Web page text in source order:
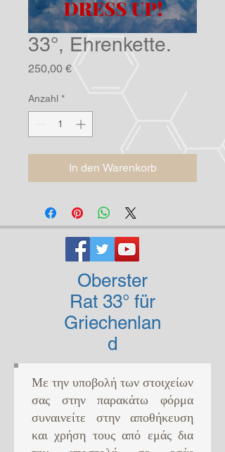
33°, Ehrenkette.
250,00 €Preis
Anzahl *
In den Warenkorb
Oberster
Rat 33° für
Griechenlan
d
Με την υποβολή των στοιχείων
σας στην παρακάτω φόρμα
συναινείτε στην αποθήκευση
και χρήση τους από εμάς δια